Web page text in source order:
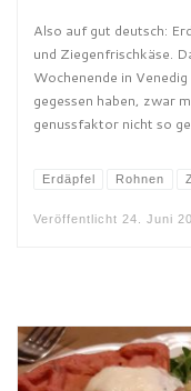
Also auf gut deutsch:
und Ziegenfrischkäse.
Wochenende in
gegessen haben, zwar
genussfaktor nicht so
Erdäpfel Rohnen
Veröffentlicht 24. Juni